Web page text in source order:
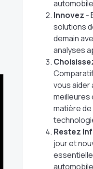
Innovez -
solutions
demain
analyses
vous aider
meilleures
matière
Restez
jour et